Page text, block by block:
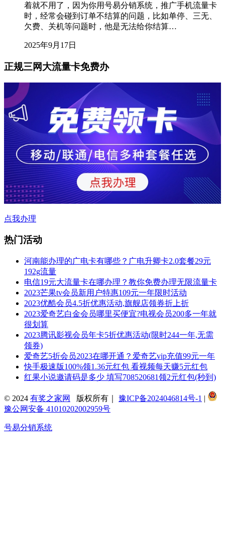
着就不用了，因为你用号易分销系统，推广手机流量卡
时，经常会碰到订单不结算的问题，比如单停、三无、
欠费、关机等问题时，他是无法给你结算…
2025年9月17日
正规三网大流量卡免费办
点我办理
热门活动
河南能办理的广电卡有哪些？广电升卿卡2.0套餐29元
192g流量
电信19元大流量卡在哪办理？教你免费办理无限流量卡
2023芒果tv会员新用户特惠109元一年限时活动
2023优酷会员4.5折优惠活动,旗舰店领券折上折
2023爱奇艺白金会员哪里买便宜?电视会员200多一年就
很划算
2023腾讯影视会员年卡5折优惠活动(限时244一年,无需
领券)
爱奇艺5折会员2023在哪开通？爱奇艺vip充值99元一年
快手极速版100%领1.36元红包 看视频每天赚5元红包
红果小说邀请码是多少 填写708520681领2元红包(秒到)
© 2024 有奖之家网 版权所有｜ 豫ICP备2024046814号-1 |
豫公网安备 41010202002959号
号易分销系统